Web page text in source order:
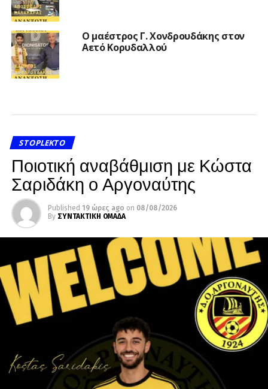
Ο μαέστρος Γ. Χονδρουδάκης στον
Αετό Κορυδαλλού
STOPLEKTO
Ποιοτική αναβάθμιση με Κώστα
Σαριδάκη ο Αργοναύτης
Published 19 ώρες ago on 08/08/2026
By ΣΥΝΤΑΚΤΙΚΗ ΟΜΑΔΑ